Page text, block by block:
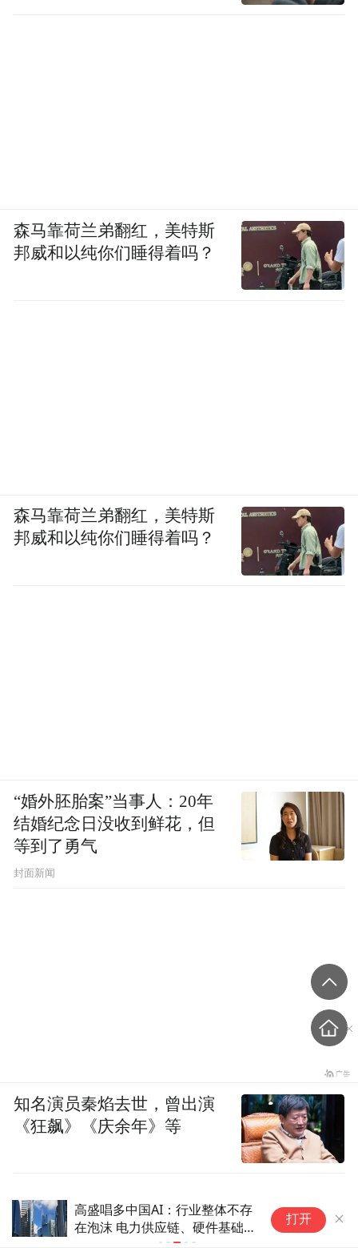
高盛唱多中国AI：行业整体不存
在泡沫 电力供应链、硬件基础
设施及具身AI值得布局
高盛策略师
点看多三大
打开
森马靠荷兰弟翻红，美特斯
邦威和以纯你们睡得着吗？
森马靠荷兰弟翻红，美特斯
邦威和以纯你们睡得着吗？
“婚外胚胎案”当事人：20年
结婚纪念日没收到鲜花，但
等到了勇气
封面新闻
知名演员秦焰去世，曾出演
《狂飙》《庆余年》等